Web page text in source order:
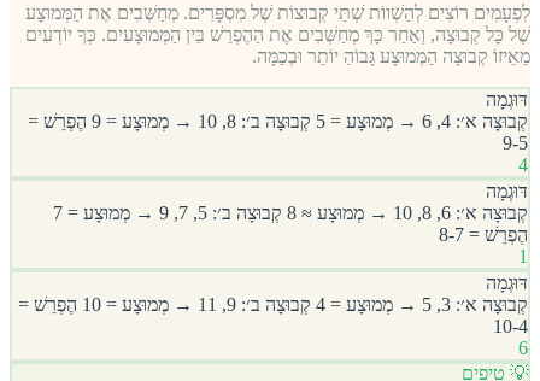
לִפְעָמִים רוֹצִים לְהַשְׁווֹת שְׁתֵּי קְבוּצוֹת שֶׁל מִסְפָּרִים. מְחַשְּׁבִים אֶת הַמְּמוּצָע
שֶׁל כׇּל קְבוּצָה, וְאַחַר כָּךְ מְחַשְּׁבִים אֶת הַהֶפְרֵשׁ בֵּין הַמְּמוּצָעִים. כְּךָ יוֹדְעִים
מֵאֵיזוֹ קְבוּצָה הַמְּמוּצָע גָּבוֹהַ יוֹתֵר וּבְכַמָּה.
דּוּגְמָה
קְבוּצָה א׳: 4, 6 → מְמוּצָע = 5 קְבוּצָה ב׳: 8, 10 → מְמוּצָע = 9 הֶפְרֵשׁ =
9-5
4
דּוּגְמָה
קְבוּצָה א׳: 6, 8, 10 → מְמוּצָע ≈ 8 קְבוּצָה ב׳: 5, 7, 9 → מְמוּצָע = 7
הֶפְרֵשׁ = 8-7
1
דּוּגְמָה
קְבוּצָה א׳: 3, 5 → מְמוּצָע = 4 קְבוּצָה ב׳: 9, 11 → מְמוּצָע = 10 הֶפְרֵשׁ =
10-4
6
💡 טיפים